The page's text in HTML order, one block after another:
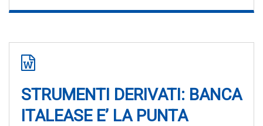
STRUMENTI DERIVATI: BANCA
ITALEASE E’ LA PUNTA